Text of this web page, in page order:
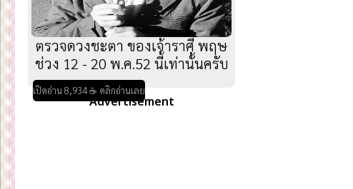
ตรวจดวงชะตา ของเจ้าราศี พฤษ
ช่วง 12 - 20 พ.ค.52 นี้เท่านั้นครับ
เปิดอ่าน 8,934 ☕ คลิกอ่านเลย
Advertisement